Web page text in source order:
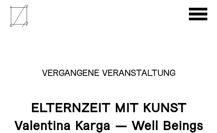
VERGANGENE VERANSTALTUNG
ELTERNZEIT MIT KUNST
Valentina Karga — Well Beings